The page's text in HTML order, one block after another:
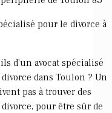
pour le divorce à
d'un avocat spécialisé
dans Toulon ? Un
pas à trouver des
pour être sûr de